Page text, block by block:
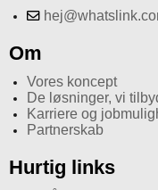
Om
Vores koncept
De løsninger, vi
Karriere og
Partnerskab
Hurtig links